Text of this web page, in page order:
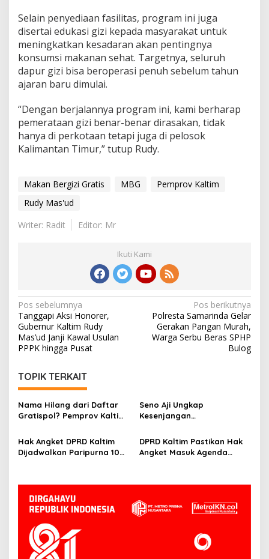
Selain penyediaan fasilitas, program ini juga
disertai edukasi gizi kepada masyarakat untuk
meningkatkan kesadaran akan pentingnya
konsumsi makanan sehat. Targetnya, seluruh
dapur gizi bisa beroperasi penuh sebelum tahun
ajaran baru dimulai.
“Dengan berjalannya program ini, kami berharap
pemerataan gizi benar-benar dirasakan, tidak
hanya di perkotaan tetapi juga di pelosok
Kalimantan Timur,” tutup Rudy.
Makan Bergizi Gratis MBG
Pemprov Kaltim
Rudy Mas'ud
Writer: Radit
Editor: Mr
Ikuti Kami
Navigasi
pos
Pos sebelumnya
Tanggapi Aksi Honorer,
Gubernur Kaltim Rudy
Mas’ud Janji Kawal Usulan
PPPK hingga Pusat
Pos berikutnya
Polresta Samarinda Gelar
Gerakan Pangan Murah,
Warga Serbu Beras SPHP
Bulog
TOPIK TERKAIT
Nama Hilang dari Daftar
Gratispol? Pemprov Kaltim
Penerima
Seno Aji Ungkap
Kesenjangan
Fokus Pembangunan ke
Depan
Hak Angket DPRD Kaltim
Dijadwalkan Paripurna 10
DPRD Kaltim Pastikan Hak
Angket Masuk Agenda